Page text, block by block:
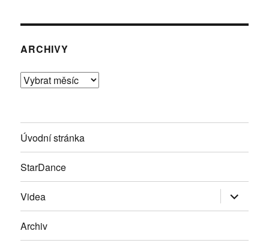
ARCHIVY
Archivy
Úvodní stránka
StarDance
Videa Zobrazit
položky
Archiv